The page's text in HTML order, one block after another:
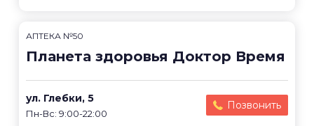
АПТЕКА №50
Планета здоровья Доктор Время
ул. Глебки, 5
Пн-Вс: 9:00-22:00
Позвонить